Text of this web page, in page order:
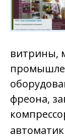
витрины,
фреона,